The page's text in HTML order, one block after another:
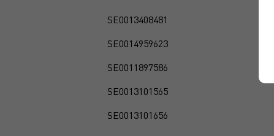
SE0013408481
SE0014959623
SE0011897586
SE0013101565
SE0013101656